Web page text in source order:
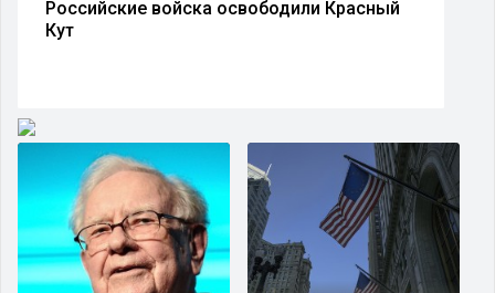
Российские войска освободили Красный
Кут